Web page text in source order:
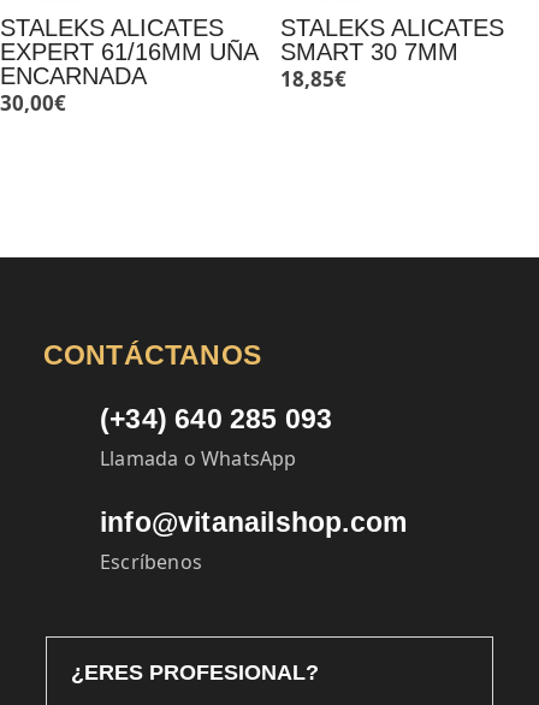
STALEKS ALICATES
EXPERT 61/16MM UÑA
ENCARNADA
30,00€
STALEKS ALICATES
SMART 30 7MM
18,85€
CONTÁCTANOS
(+34) 640 285 093
Llamada o WhatsApp
info@vitanailshop.com
Escríbenos
¿ERES PROFESIONAL?